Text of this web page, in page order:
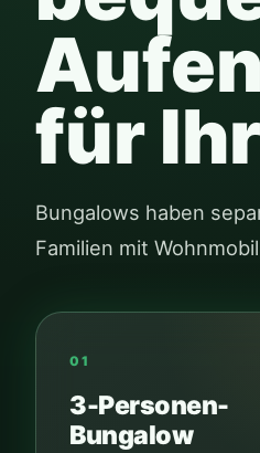
für
Bungalows haben
Familien mit
01
3-Personen-
Bungalow